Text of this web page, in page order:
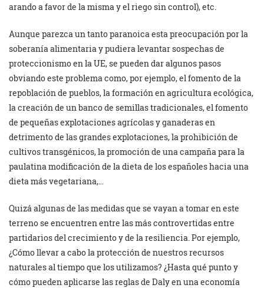
arando a favor de la misma y el riego sin control), etc.
Aunque parezca un tanto paranoica esta preocupación por la
soberanía alimentaria y pudiera levantar sospechas de
proteccionismo en la UE, se pueden dar algunos pasos
obviando este problema como, por ejemplo, el fomento de la
repoblación de pueblos, la formación en agricultura ecológica,
la creación de un banco de semillas tradicionales, el fomento
de pequeñas explotaciones agrícolas y ganaderas en
detrimento de las grandes explotaciones, la prohibición de
cultivos transgénicos, la promoción de una campaña para la
paulatina modificación de la dieta de los españoles hacia una
dieta más vegetariana,…
Quizá algunas de las medidas que se vayan a tomar en este
terreno se encuentren entre las más controvertidas entre
partidarios del crecimiento y de la resiliencia. Por ejemplo,
¿Cómo llevar a cabo la protección de nuestros recursos
naturales al tiempo que los utilizamos? ¿Hasta qué punto y
cómo pueden aplicarse las reglas de Daly en una economía